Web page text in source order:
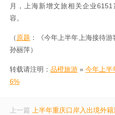
月，上海新增文旅相关企业
容。
（原题 ：《今年上半年上海接待
孙丽萍）
转载请注明： 品橙旅游 » 今年上半
6%
上一篇 上半年重庆口岸入出境外